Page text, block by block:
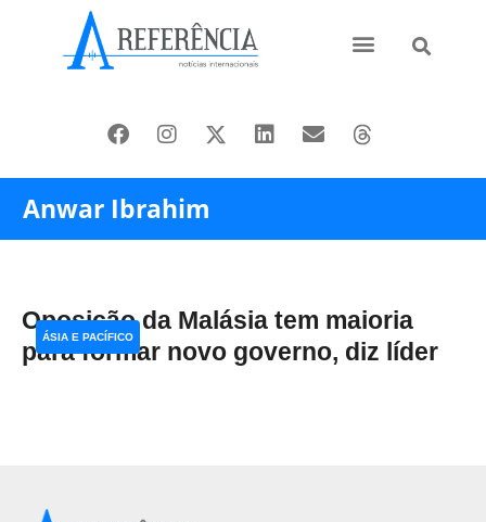
Anwar Ibrahim
Oposição da Malásia tem maioria
para formar novo governo, diz líder
ÁSIA E PACÍFICO